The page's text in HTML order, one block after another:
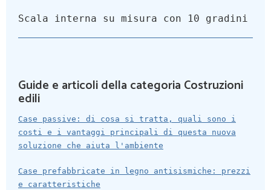
Scala interna su misura con 10 gradini
Guide e articoli della categoria Costruzioni
edili
Case passive: di cosa si tratta, quali sono i
costi e i vantaggi principali di questa nuova
soluzione che aiuta l'ambiente
Case prefabbricate in legno antisismiche: prezzi
e caratteristiche